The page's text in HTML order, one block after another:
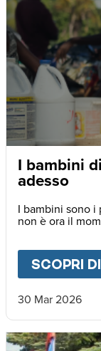
I bambini
adesso
I bambini sono
non è ora il
SCOPRI
30 Mar 2026